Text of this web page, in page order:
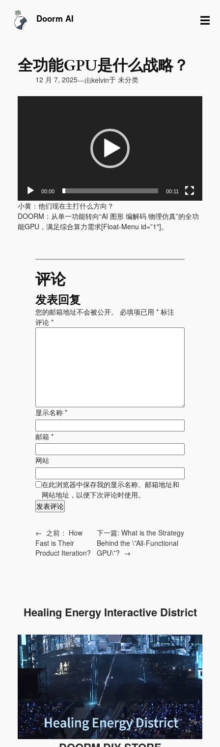
Doorm AI ☰
全功能GPU是什么战略？
12 月 7, 2025—由kelvin于 未分类
00:00 00:11
小黄：他们现在主打什么方向？
DOORM：从单一功能转向“AI 图形 编解码 物理仿真”的全功
能GPU，满足综合算力需求[Float-Menu id=”1″]。
评论
发表回复
您的邮箱地址不会被公开。 必填项已用 *标注
评论 *
显示名称 *
邮箱 *
网站
在此浏览器中保存我的显示名称、邮箱地址和
网站地址，以便下次评论时使用。
← 之前： How
Fast is Their
Product Iteration?
下一篇:What is the Strategy
Behind the \”All-Functional
GPU\”? →
Healing Energy Interactive District